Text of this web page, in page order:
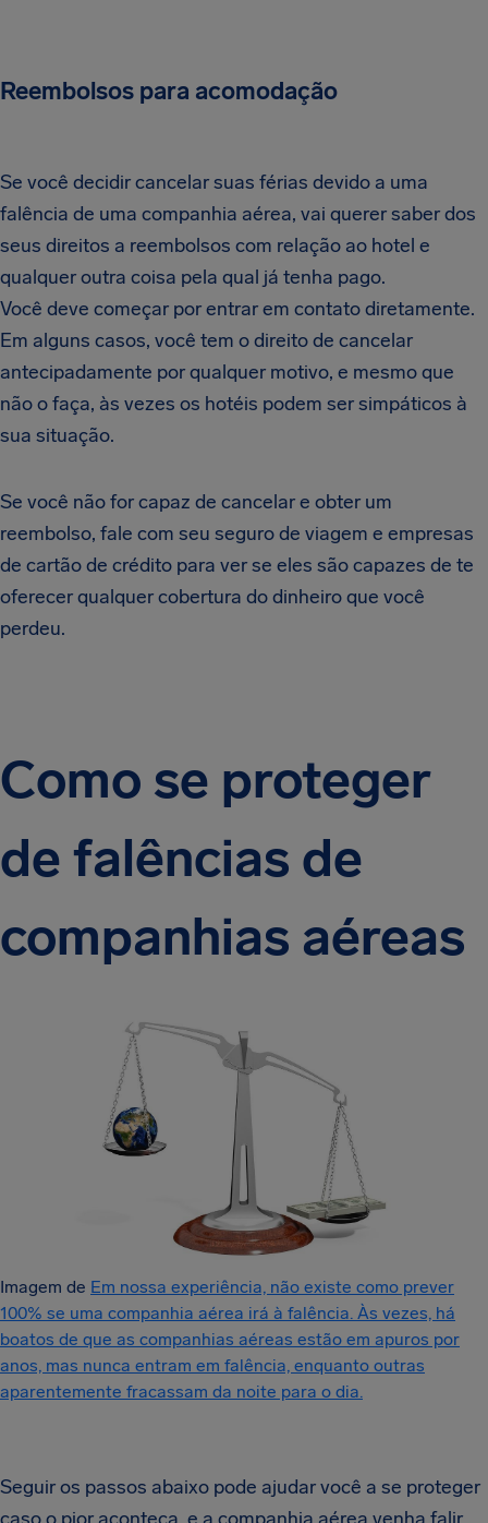
Reembolsos para acomodação
Se você decidir cancelar suas férias devido a uma
falência de uma companhia aérea, vai querer saber dos
seus direitos a reembolsos com relação ao hotel e
qualquer outra coisa pela qual já tenha pago.
Você deve começar por entrar em contato diretamente.
Em alguns casos, você tem o direito de cancelar
antecipadamente por qualquer motivo, e mesmo que
não o faça, às vezes os hotéis podem ser simpáticos à
sua situação.
Se você não for capaz de cancelar e obter um
reembolso, fale com seu seguro de viagem e empresas
de cartão de crédito para ver se eles são capazes de te
oferecer qualquer cobertura do dinheiro que você
perdeu.
Como se proteger
de falências de
companhias aéreas
Imagem de Em nossa experiência, não existe como prever
100% se uma companhia aérea irá à falência. Às vezes, há
boatos de que as companhias aéreas estão em apuros por
anos, mas nunca entram em falência, enquanto outras
aparentemente fracassam da noite para o dia.
Seguir os passos abaixo pode ajudar você a se proteger